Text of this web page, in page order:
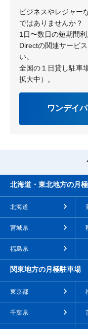
ビジネスやレジャー
ではありませんか？
1日〜数日の短期間
Directの関連サービ
い。
全国の１日貸し駐車
拡大中）。
ワンデイ
北海道・東北地方の月
北海道
宮城県
福島県
関東地方の月極駐車場
東京都
千葉県